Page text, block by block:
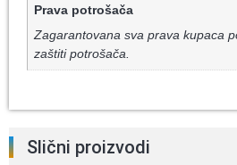
Prava potrošača
Zagarantovana sva prava kupaca
zaštiti potrošača.
Slični proizvodi